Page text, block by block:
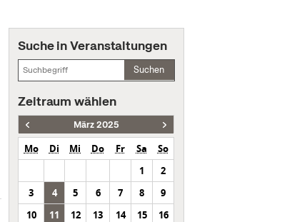
Suche in Veranstaltungen
Suchen
Zeitraum wählen
März 2025
Mo Di Mi Do Fr Sa
So
1
2
3
4 5 6 7 8
9
10
11 12 13 14 15
16